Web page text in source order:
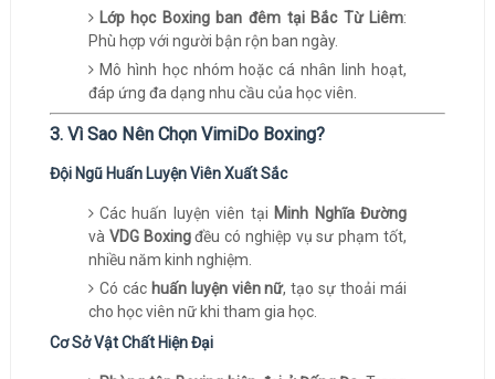
Lớp học Boxing ban đêm tại Bắc Từ Liêm:
Phù hợp với người bận rộn ban ngày.
Mô hình học nhóm hoặc cá nhân linh hoạt,
đáp ứng đa dạng nhu cầu của học viên.
3. Vì Sao Nên Chọn VimiDo Boxing?
Đội Ngũ Huấn Luyện Viên Xuất Sắc
Các huấn luyện viên tại Minh Nghĩa Đường
và VDG Boxingđều có nghiệp vụ sư phạm tốt,
nhiều năm kinh nghiệm.
Có các huấn luyện viên nữ, tạo sự thoải mái
cho học viên nữ khi tham gia học.
Cơ Sở Vật Chất Hiện Đại